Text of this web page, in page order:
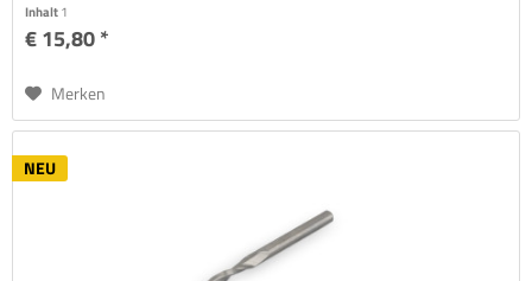
Inhalt1
€ 15,80 *
Merken
NEU